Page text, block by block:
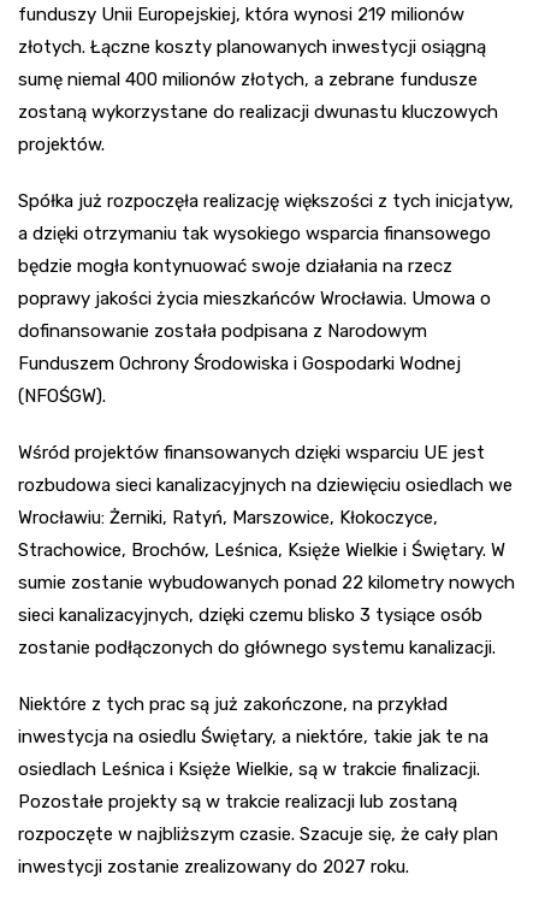
funduszy Unii Europejskiej, która wynosi 219 milionów
złotych. Łączne koszty planowanych inwestycji osiągną
sumę niemal 400 milionów złotych, a zebrane fundusze
zostaną wykorzystane do realizacji dwunastu kluczowych
projektów.
Spółka już rozpoczęła realizację większości z tych inicjatyw,
a dzięki otrzymaniu tak wysokiego wsparcia finansowego
będzie mogła kontynuować swoje działania na rzecz
poprawy jakości życia mieszkańców Wrocławia. Umowa o
dofinansowanie została podpisana z Narodowym
Funduszem Ochrony Środowiska i Gospodarki Wodnej
(NFOŚGW).
Wśród projektów finansowanych dzięki wsparciu UE jest
rozbudowa sieci kanalizacyjnych na dziewięciu osiedlach we
Wrocławiu: Żerniki, Ratyń, Marszowice, Kłokoczyce,
Strachowice, Brochów, Leśnica, Księże Wielkie i Świętary. W
sumie zostanie wybudowanych ponad 22 kilometry nowych
sieci kanalizacyjnych, dzięki czemu blisko 3 tysiące osób
zostanie podłączonych do głównego systemu kanalizacji.
Niektóre z tych prac są już zakończone, na przykład
inwestycja na osiedlu Świętary, a niektóre, takie jak te na
osiedlach Leśnica i Księże Wielkie, są w trakcie finalizacji.
Pozostałe projekty są w trakcie realizacji lub zostaną
rozpoczęte w najbliższym czasie. Szacuje się, że cały plan
inwestycji zostanie zrealizowany do 2027 roku.